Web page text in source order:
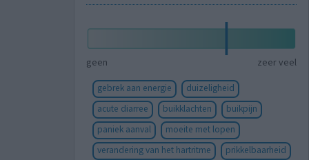
geen zeer veel
gebrek aan energie
duizeligheid
acute diarree
buikklachten
buikpijn
paniek aanval
moeite met lopen
verandering van het hartritme
prikkelbaarheid